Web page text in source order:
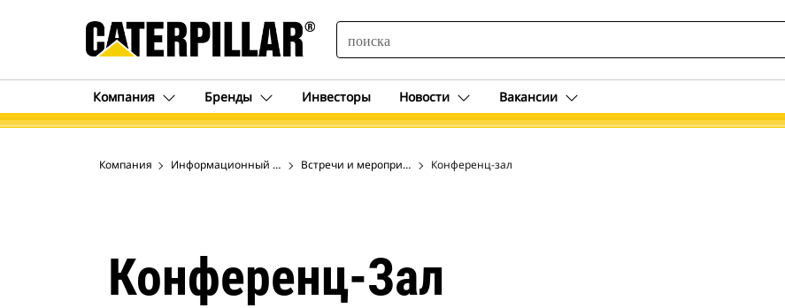
SEARCH
Компания Бренды Инвесторы Новости Вакансии
Компания Информационный центр и музей в Пеории, штат Иллинойс
Встречи и мероприятия Конференц-зал
Конференц-Зал